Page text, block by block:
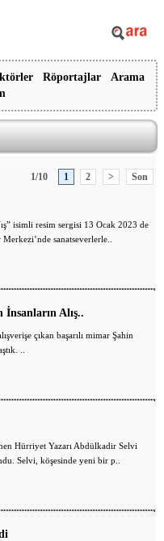
Röportajlar
Arama
1/10 1 2 > Son
isimli resim sergisi 13 Ocak 2023 de
sanatseverlerle..
Alış..
çıkan başarılı mimar Şahin
..
Hürriyet Yazarı Abdülkadir Selvi
Selvi, köşesinde yeni bir p..